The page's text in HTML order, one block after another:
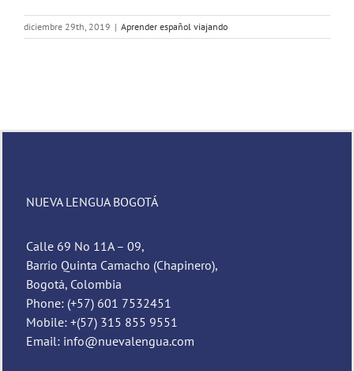
diciembre 29th, 2019 | Aprender español viajando
NUEVA LENGUA BOGOTÁ
Calle 69 No 11A – 09,
Barrio Quinta Camacho (Chapinero),
Bogotá, Colombia
Phone: (+57) 601 7532451
Mobile: +(57) 315 855 9551
Email: info@nuevalengua.com